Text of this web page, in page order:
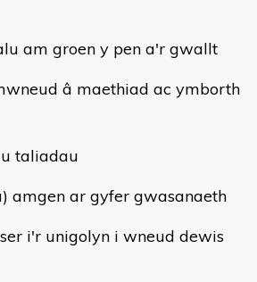
am groen y pen a'r gwallt
â maethiad ac ymborth
taliadau
amgen ar gyfer gwasanaeth
i'r unigolyn i wneud dewis